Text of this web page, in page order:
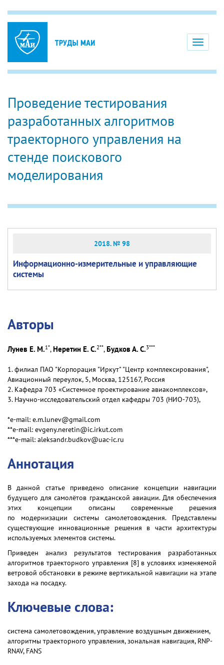
Toggle
Проведение тестирования
разработанных алгоритмов
траекторного управления на
стенде поискового
моделирования
2018. № 98
Информационно-измерительные и управляющие
системы
Авторы
Лунев Е. М.1*,Неретин Е. С.2**,Будков А. С.3***
1. филиал ПАО "Корпорация "Иркут" "Центр комплексирования",
Авиационный переулок, 5, Москва, 125167, Россия
2. Кафедра 703 «Системное проектирование авиакомплексов»,
3. Научно-исследовательский отдел кафедры 703 (НИО-703),
*e-mail: e.m.lunev@gmail.com
**e-mail: evgeny.neretin@ic.irkut.com
***e-mail: aleksandr.budkov@uac-ic.ru
Аннотация
В данной статье приведено описание концепции навигации
будущего для самолётов гражданской авиации. Для обеспечения
этих концепции описаны современные решения
по модернизации системы самолетовождения. Представлены
существующие инновационные решения в части архитектуры
используемых элементов системы.
Приведен анализ результатов тестирования разработанных
алгоритмов траекторного управления [8] в условиях изменяемой
ветровой обстановки в режиме вертикальной навигации на этапе
захода на посадку.
Ключевые слова:
система самолетовождения, управление воздушным движением,
алгоритмы траекторного управления, зональная навигация, RNP-
RNAV, FANS